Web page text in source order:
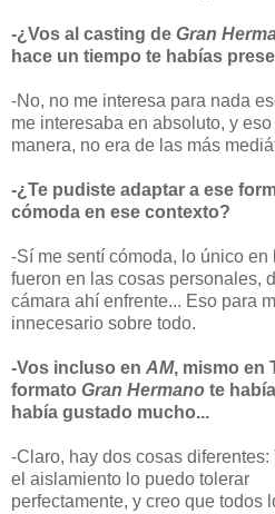
-¿Vos al casting de Gran
hace un tiempo te habías
-No, no me interesa para nada
me interesaba en absoluto, y
manera, no era de las más
-¿Te pudiste adaptar a ese
cómoda en ese contexto?
-Sí me sentí cómoda, lo único
fueron en las cosas personales,
cámara ahí enfrente... Eso para
innecesario sobre todo.
-Vos incluso en AM, mismo en
formato Gran Hermano te
había gustado mucho...
-Claro, hay dos cosas diferentes:
el aislamiento lo puedo tolerar
perfectamente, y creo que todos